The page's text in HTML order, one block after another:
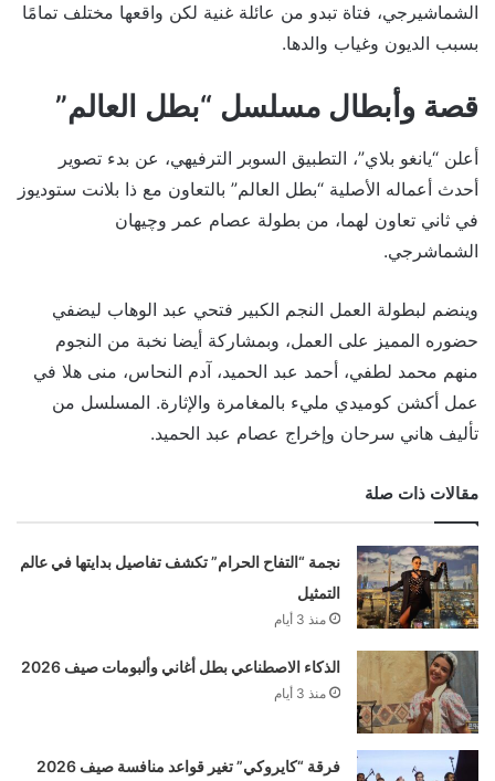
الشماشيرجي، فتاة تبدو من عائلة غنية لكن واقعها مختلف تمامًا
بسبب الديون وغياب والدها.
قصة وأبطال مسلسل “بطل العالم”
أعلن “يانغو بلاي”، التطبيق السوبر الترفيهي، عن بدء تصوير
أحدث أعماله الأصلية “بطل العالم” بالتعاون مع ذا بلانت ستوديوز
في ثاني تعاون لهما، من بطولة عصام عمر وچيهان
الشماشرجي.
وينضم لبطولة العمل النجم الكبير فتحي عبد الوهاب ليضفي
حضوره المميز على العمل، وبمشاركة أيضا نخبة من النجوم
منهم محمد لطفي، أحمد عبد الحميد، آدم النحاس، منى هلا في
عمل أكشن كوميدي مليء بالمغامرة والإثارة. المسلسل من
تأليف هاني سرحان وإخراج عصام عبد الحميد.
مقالات ذات صلة
نجمة “التفاح الحرام” تكشف تفاصيل بدايتها في عالم
التمثيل
منذ 3 أيام
الذكاء الاصطناعي بطل أغاني وألبومات صيف 2026
منذ 3 أيام
فرقة “كايروكي” تغير قواعد منافسة صيف 2026